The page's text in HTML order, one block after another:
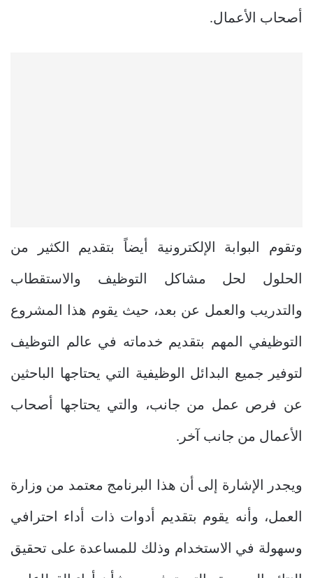
أصحاب الأعمال.
وتقوم البوابة الإلكترونية أيضاً بتقديم الكثير من
الحلول لحل مشاكل التوظيف والاستقطاب
والتدريب والعمل عن بعد، حيث يقوم هذا المشروع
التوظيفي المهم بتقديم خدماته في عالم التوظيف
لتوفير جميع البدائل الوظيفية التي يحتاجها الباحثين
عن فرص عمل من جانب، والتي يحتاجها أصحاب
الأعمال من جانب آخر.
ويجدر الإشارة إلى أن هذا البرنامج معتمد من وزارة
العمل، وأنه يقوم بتقديم أدوات ذات أداء احترافي
وسهولة في الاستخدام وذلك للمساعدة على تحقيق